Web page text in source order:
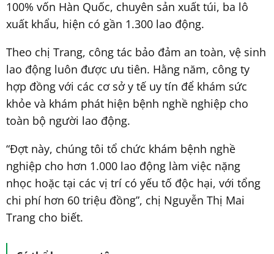
100% vốn Hàn Quốc, chuyên sản xuất túi, ba lô
xuất khẩu, hiện có gần 1.300 lao động.
Theo chị Trang, công tác bảo đảm an toàn, vệ sinh
lao động luôn được ưu tiên. Hằng năm, công ty
hợp đồng với các cơ sở y tế uy tín để khám sức
khỏe và khám phát hiện bệnh nghề nghiệp cho
toàn bộ người lao động.
“Đợt này, chúng tôi tổ chức khám bệnh nghề
nghiệp cho hơn 1.000 lao động làm việc nặng
nhọc hoặc tại các vị trí có yếu tố độc hại, với tổng
chi phí hơn 60 triệu đồng”, chị Nguyễn Thị Mai
Trang cho biết.